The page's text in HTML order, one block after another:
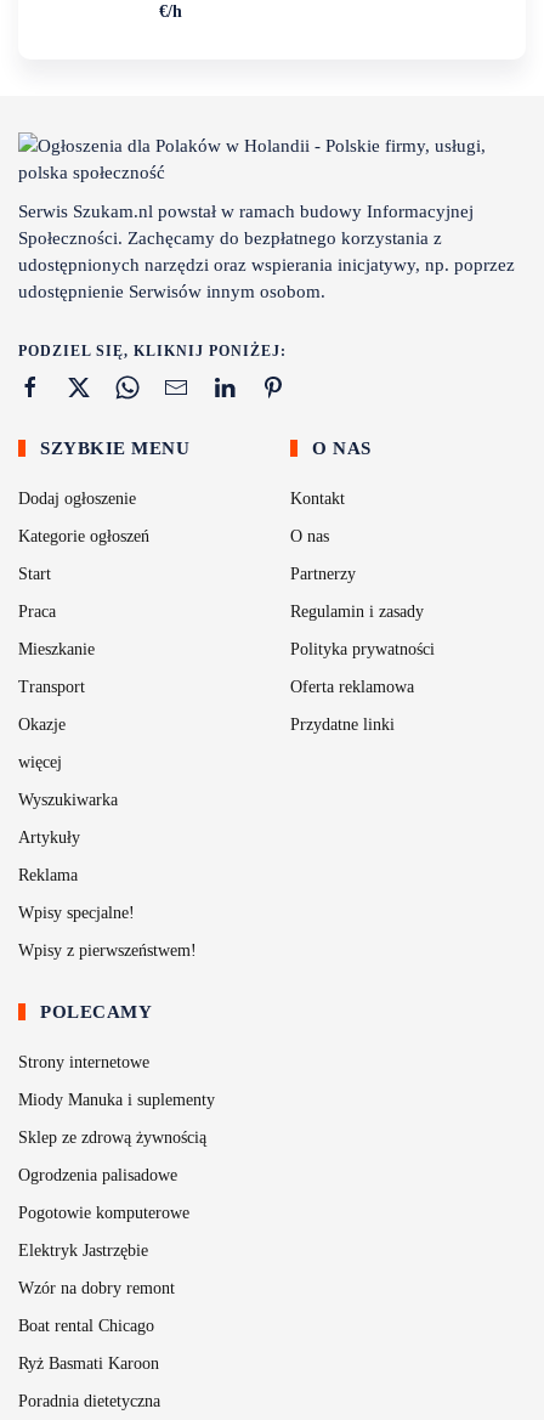
€/h
Serwis Szukam.nl powstał w ramach budowy Informacyjnej
Społeczności. Zachęcamy do bezpłatnego korzystania z
udostępnionych narzędzi oraz wspierania inicjatywy, np. poprzez
udostępnienie Serwisów innym osobom.
PODZIEL SIĘ, KLIKNIJ PONIŻEJ:
SZYBKIE MENU
Dodaj ogłoszenie
Kategorie ogłoszeń
Start
Praca
Mieszkanie
Transport
Okazje
więcej
Wyszukiwarka
Artykuły
Reklama
Wpisy specjalne!
Wpisy z pierwszeństwem!
O NAS
Kontakt
O nas
Partnerzy
Regulamin i zasady
Polityka prywatności
Oferta reklamowa
Przydatne linki
POLECAMY
Strony internetowe
Miody Manuka i suplementy
Sklep ze zdrową żywnością
Ogrodzenia palisadowe
Pogotowie komputerowe
Elektryk Jastrzębie
Wzór na dobry remont
Boat rental Chicago
Ryż Basmati Karoon
Poradnia dietetyczna